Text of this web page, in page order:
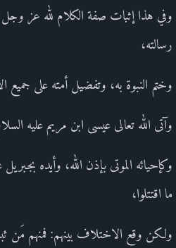
وفي هذا إثبات صفة الكلام لله عز وجل
رسالته،
وختم النبوة به، وتفضيل أمته على جميع
وآتى الله تعالى عيسى ابن مريم عليه
وكإحيائه الموتى بإذن الله، وأيده
ما اقتتلوا،
ولكن وقع الاختلاف بينهم: فمنهم مَن